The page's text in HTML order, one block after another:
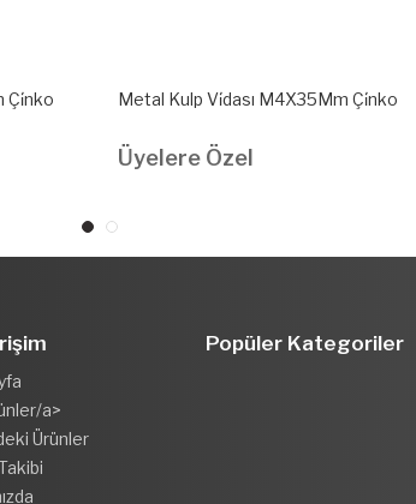
Çi̇nko Metal Kulp Vi̇dası M4X35Mm Çi̇nko
Üyelere Özel
a>
Ürünler
Popüler Kategoriler